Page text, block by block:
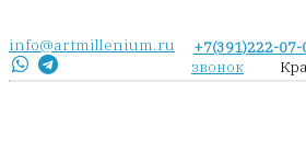
info@artmillenium.ru +7(391)222-07-
звонок